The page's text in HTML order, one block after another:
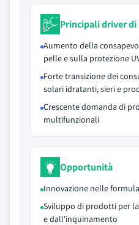
Principali driver
Aumento della
pelle e sulla protezione
Forte transizione dei
solari idratanti, sieri e
Crescente domanda di
multifunzionali
Opportunità
Innovazione nelle
Sviluppo di prodotti per
e dall'inquinamento